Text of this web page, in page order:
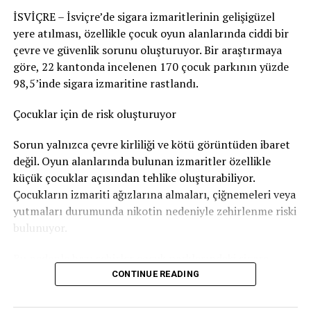
aldığı sonucuna vardı. Bu nedenle adam hakkında
Nötigung (zorlama)suçundan ceza verildi.
96 gün soruşturma tutukluluğunda kaldı
para cezasıverdi. Bu ceza şartlı olarak hükme bağlandı.
Ancak adam soruşturma sırasında96 gün tutuklu
kaldığıiçin bu süre cezadan mahsup edildi. Böylece
geriye 24 günlük, yani1.920 franklıkşartlı ceza kaldı.
Bunun yanında800 frank para cezasıödemesine karar
verildi.
frank diğer yargılama giderlerinikarşılaması
gerekiyor.
İSVİÇRE – İsviçre’de sigara izmaritlerinin gelişigüzel
yere atılması, özellikle çocuk oyun alanlarında ciddi bir
çevre ve güvenlik sorunu oluşturuyor. Bir araştırmaya
göre, 22 kantonda incelenen 170 çocuk parkının yüzde
98,5’inde sigara izmaritine rastlandı.
Çocuklar için de risk oluşturuyor
Sorun yalnızca çevre kirliliği ve kötü görüntüden ibaret
değil. Oyun alanlarında bulunan izmaritler özellikle
küçük çocuklar açısından tehlike oluşturabiliyor.
Çocukların izmariti ağızlarına almaları, çiğnemeleri veya
yutmaları durumunda nikotin nedeniyle zehirlenme riski
bulunuyor.
izmariti sorununa karşı özel kampanyalar yürütüyor.
Bern’den dikkat çeken kampanya
CONTINUE READING